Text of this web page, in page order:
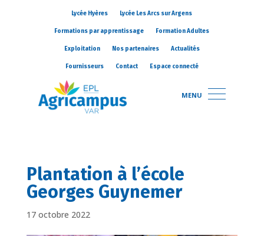
Lycée Hyères Lycée Les Arcs sur Argens
Formations par apprentissage Formation Adultes
Exploitation Nos partenaires Actualités
Fournisseurs Contact Espace connecté
MENU
Plantation à l’école
Georges Guynemer
17 octobre 2022